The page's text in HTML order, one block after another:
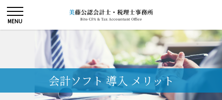
会計ソフト 導入 メリット